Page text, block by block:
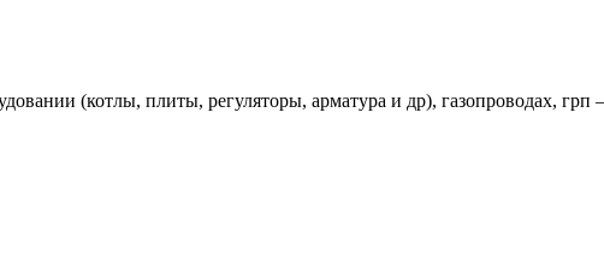
(котлы, плиты, регуляторы, арматура и др), газопроводах, грп